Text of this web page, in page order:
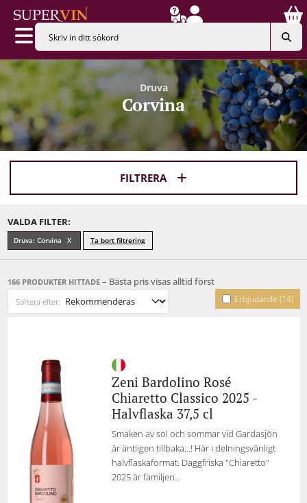
Druva
Corvina
FILTRERA
VALDA FILTER:
Druva: Corvina Ta bort filtrering
166 PRODUKTER HITTADE – Bästa pris visas alltid först
Erbjudande (14)
Sortera efter:
Zeni Bardolino Rosé
Chiaretto Classico 2025 -
Halvflaska 37,5 cl
Smaken av sol och sommar vid Gardasjön
är äntligen tillbaka…! Här i delningsvänligt
halvflaskaformat. Daggfriska "Chiaretto"
2025 är familjen...